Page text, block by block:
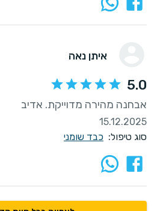
איתן נאה
5.0
אבחנה מהירה מדוייקת. אדיב
15.12.2025
סוג טיפול: כבד שומני